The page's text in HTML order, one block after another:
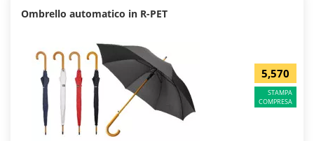
Ombrello automatico in R-PET
5,570
STAMPA
COMPRESA